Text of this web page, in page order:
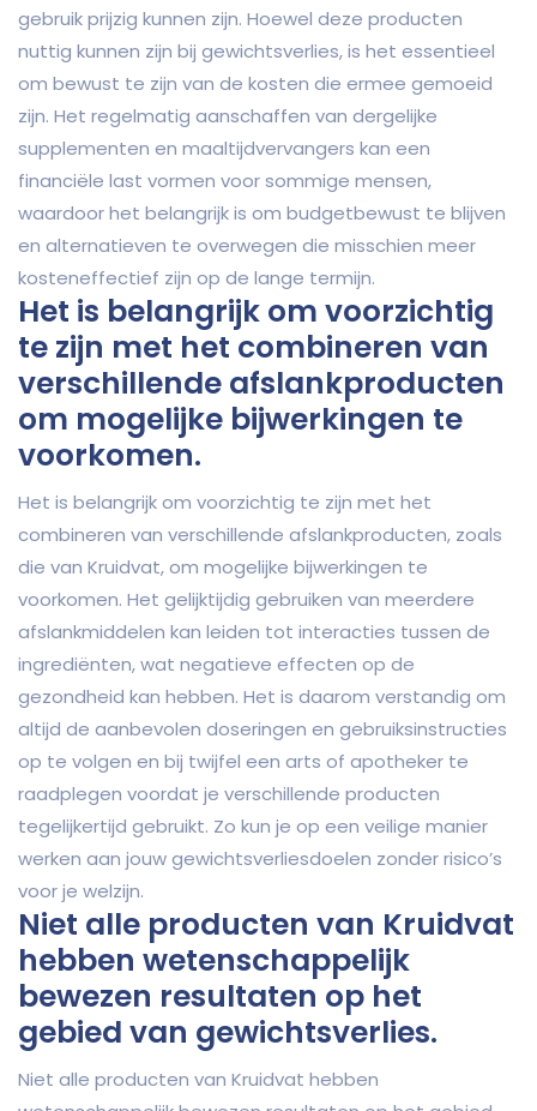
gebruik prijzig kunnen zijn. Hoewel deze producten
nuttig kunnen zijn bij gewichtsverlies, is het essentieel
om bewust te zijn van de kosten die ermee gemoeid
zijn. Het regelmatig aanschaffen van dergelijke
supplementen en maaltijdvervangers kan een
financiële last vormen voor sommige mensen,
waardoor het belangrijk is om budgetbewust te blijven
en alternatieven te overwegen die misschien meer
kosteneffectief zijn op de lange termijn.
Het is belangrijk om voorzichtig
te zijn met het combineren van
verschillende afslankproducten
om mogelijke bijwerkingen te
voorkomen.
Het is belangrijk om voorzichtig te zijn met het
combineren van verschillende afslankproducten, zoals
die van Kruidvat, om mogelijke bijwerkingen te
voorkomen. Het gelijktijdig gebruiken van meerdere
afslankmiddelen kan leiden tot interacties tussen de
ingrediënten, wat negatieve effecten op de
gezondheid kan hebben. Het is daarom verstandig om
altijd de aanbevolen doseringen en gebruiksinstructies
op te volgen en bij twijfel een arts of apotheker te
raadplegen voordat je verschillende producten
tegelijkertijd gebruikt. Zo kun je op een veilige manier
werken aan jouw gewichtsverliesdoelen zonder risico’s
voor je welzijn.
Niet alle producten van Kruidvat
hebben wetenschappelijk
bewezen resultaten op het
gebied van gewichtsverlies.
Niet alle producten van Kruidvat hebben